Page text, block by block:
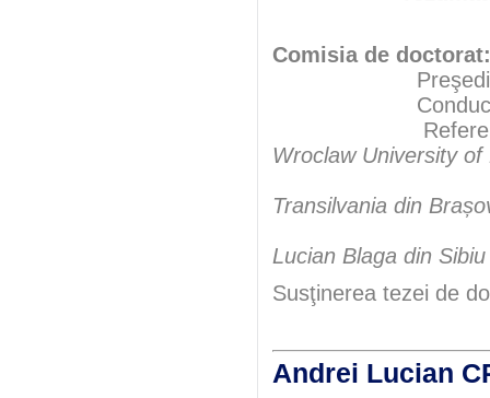
Comisia de doctorat:
Conducător
Wroclaw University
Transilvania din
Lucian Blaga din Sibiu
Susţinerea tezei de
Andrei Lucian